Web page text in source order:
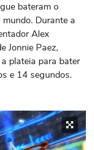
bateram o
Durante a
Alex
Jonnie Paez,
plateia para bater
e 14 segundos.